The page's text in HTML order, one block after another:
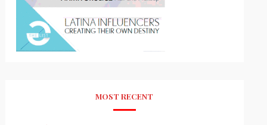
MOST RECENT